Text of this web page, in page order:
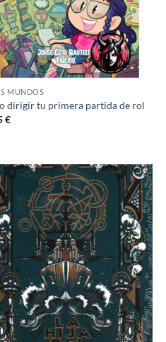
MUNDOS
dirigir tu primera partida de rol
€
Añadir
a la
lista de
deseos